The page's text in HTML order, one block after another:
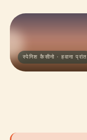
स्पेनिश कैसीनो · हवाना प्रांत